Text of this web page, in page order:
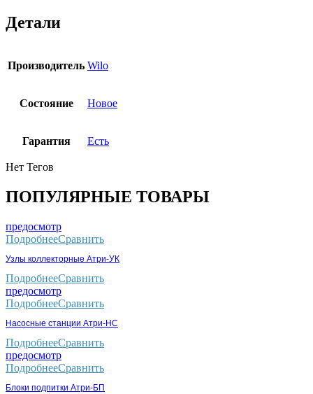
Детали
Производитель Wilo
Состояние Новое
Гарантия Есть
Нет Тегов
ПОПУЛЯРНЫЕ ТОВАРЫ
предосмотр
ПодробнееСравнить
Узлы коллекторные Атри-УК
ПодробнееСравнить
предосмотр
ПодробнееСравнить
Насосные станции Атри-НС
ПодробнееСравнить
предосмотр
ПодробнееСравнить
Блоки подпитки Атри-БП